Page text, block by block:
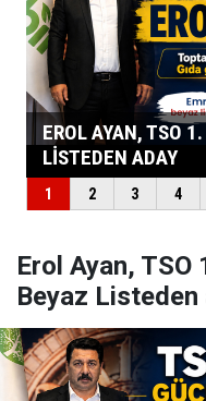
Erol Ayan, TSO
Beyaz Listeden